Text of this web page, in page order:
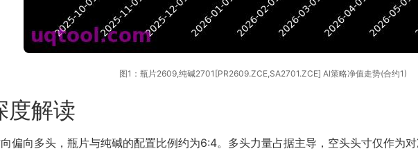
图1：瓶片2609,纯碱2701[PR2609.ZCE,SA2701.ZCE] AI策略净值走势(合约1)
度解读
偏向多头，瓶片与纯碱的配置比例约为6:4。多头力量占据主导，空头头寸仅作为